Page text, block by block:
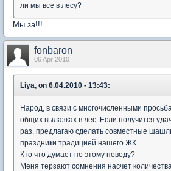
ли мы все в лесу?
Мы за!!!
fonbaron
06 Apr 2010
Liya, on 6.04.2010 - 13:43:
Народ, в связи с многочисленными
общих вылазках в лес. Если получится
раз, предлагаю сделать совместные
праздники традицией нашего ЖК...
Кто что думает по этому поводу?
Меня терзают сомнения насчет